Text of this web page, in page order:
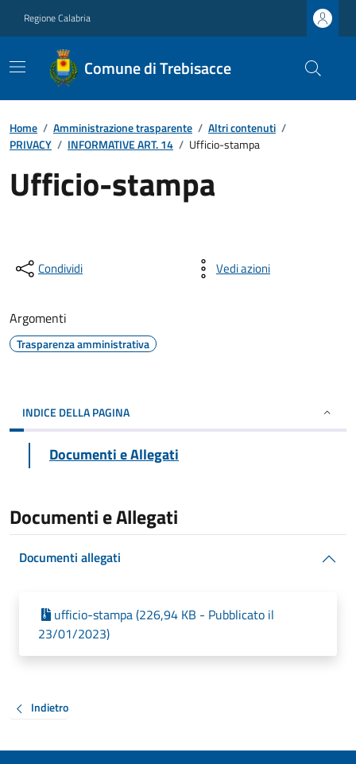
Regione Calabria
Comune di Trebisacce
Home / Amministrazione trasparente / Altri contenuti /
PRIVACY / INFORMATIVE ART. 14 / Ufficio-stampa
Ufficio-stampa
Condividi Vedi azioni
Argomenti
Trasparenza amministrativa
INDICE DELLA PAGINA
Documenti e Allegati
Documenti e Allegati
Documenti allegati
ufficio-stampa (226,94 KB - Pubblicato il
23/01/2023)
Indietro